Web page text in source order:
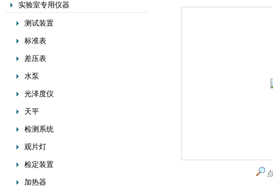
实验室专用仪器
测试装置
标准表
差压表
水泵
光泽度仪
天平
检测系统
观片灯
检定装置
加热器